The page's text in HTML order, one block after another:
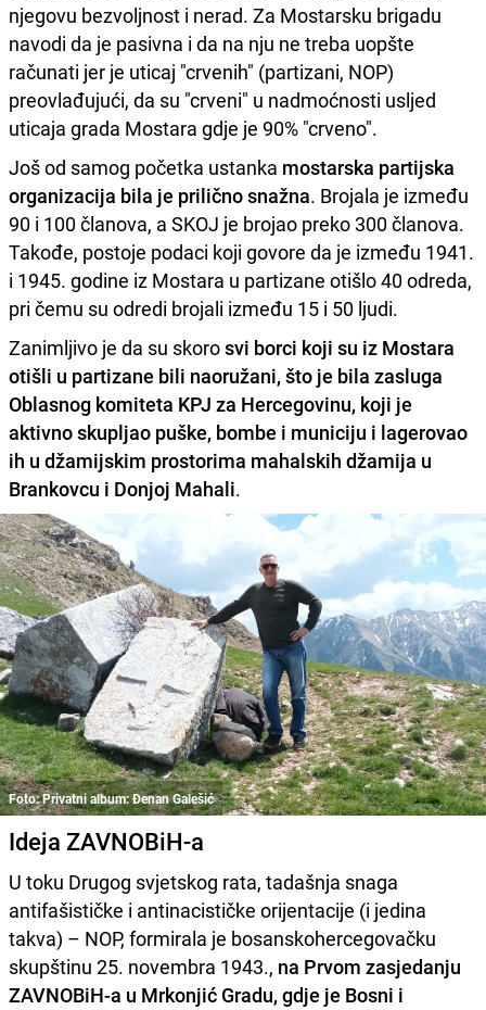
njegovu bezvoljnost i nerad. Za Mostarsku brigadu
navodi da je pasivna i da na nju ne treba uopšte
računati jer je uticaj "crvenih" (partizani, NOP)
preovlađujući, da su "crveni" u nadmoćnosti usljed
uticaja grada Mostara gdje je 90% "crveno".
Još od samog početka ustanka mostarska partijska
organizacija bila je prilično snažna. Brojala je između
90 i 100 članova, a SKOJ je brojao preko 300 članova.
Takođe, postoje podaci koji govore da je između 1941.
i 1945. godine iz Mostara u partizane otišlo 40 odreda,
pri čemu su odredi brojali između 15 i 50 ljudi.
Zanimljivo je da su skorosvi borci koji su iz Mostara
otišli u partizane bili naoružani, što je bila zasluga
Oblasnog komiteta KPJ za Hercegovinu, koji je
aktivno skupljao puške, bombe i municiju i lagerovao
ih u džamijskim prostorima mahalskih džamija u
Brankovcu i Donjoj Mahali.
Foto: Privatni album: Đenan Galešić
Ideja ZAVNOBiH-a
U toku Drugog svjetskog rata, tadašnja snaga
antifašističke i antinacističke orijentacije (i jedina
takva) – NOP, formirala je bosanskohercegovačku
skupštinu 25. novembra 1943., na Prvom zasjedanju
ZAVNOBiH-a u Mrkonjić Gradu, gdje je Bosni i